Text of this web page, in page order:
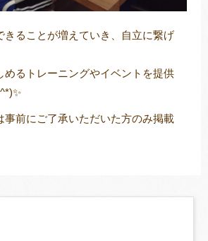
きることが増えていき、自立に繋げ
めるトレーニングやイベントを提供
前にご了承いただいた方のみ掲載